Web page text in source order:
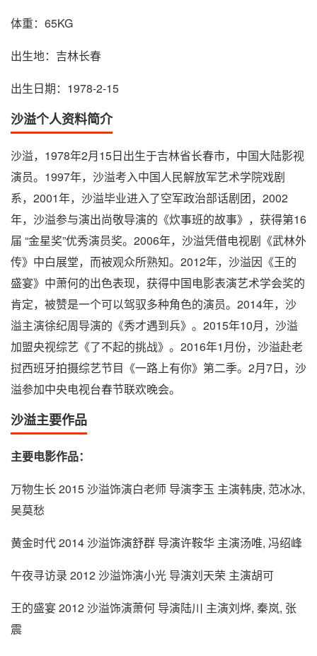
体重：65KG
出生地：吉林长春
出生日期：1978-2-15
沙溢个人资料简介
沙溢，1978年2月15日出生于吉林省长春市，中国大陆影视
演员。1997年，沙溢考入中国人民解放军艺术学院戏剧
系，2001年，沙溢毕业进入了空军政治部话剧团，2002
年，沙溢参与演出尚敬导演的《炊事班的故事》，获得第16
届 “金星奖”优秀演员奖。2006年，沙溢凭借电视剧《武林外
传》中白展堂，而被观众所熟知。2012年，沙溢因《王的
盛宴》中萧何的出色表现，获得中国电影表演艺术学会奖的
肯定，被赞是一个可以驾驭多种角色的演员。2014年，沙
溢主演徐纪周导演的《秀才遇到兵》。2015年10月，沙溢
加盟央视综艺《了不起的挑战》。2016年1月份，沙溢赴老
挝西班牙拍摄综艺节目《一路上有你》第二季。2月7日，沙
溢参加中央电视台春节联欢晚会。
沙溢主要作品
主要电影作品：
万物生长 2015 沙溢饰演白老师 导演李玉 主演韩庚, 范冰冰,
吴莫愁
黄金时代 2014 沙溢饰演舒群 导演许鞍华 主演汤唯, 冯绍峰
午夜寻访录 2012 沙溢饰演小光 导演刘天荣 主演胡可
王的盛宴 2012 沙溢饰演萧何 导演陆川 主演刘烨, 秦岚, 张
震